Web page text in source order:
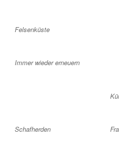
Felsenküste
Immer wieder erneuern
Schafherden